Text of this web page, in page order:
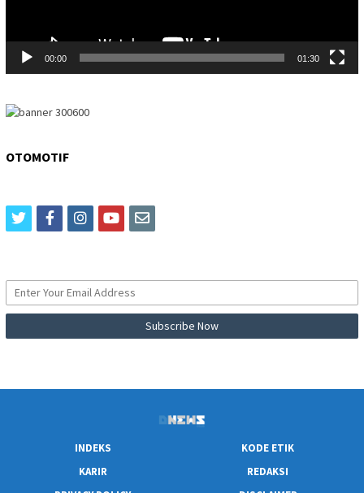
00:00 01:30
OTOMOTIF
twitterfacebookinstagram
youtubeemail
INDEKS
KODE ETIK
KARIR
REDAKSI